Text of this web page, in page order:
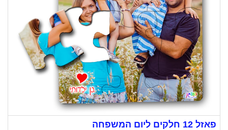
פאזל 12 חלקים ליום המשפחה